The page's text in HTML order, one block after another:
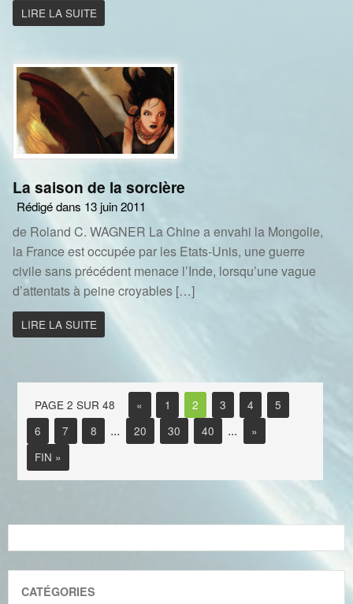
LIRE LA SUITE
La saison de la sorcière
Rédigé dans 13 juin 2011
de Roland C. WAGNER La Chine a envahi la Mongolie,
la France est occupée par les Etats-Unis, une guerre
civile sans précédent menace l’Inde, lorsqu’une vague
d’attentats à peine croyables […]
LIRE LA SUITE
PAGE 2 SUR 48 « 1 2 3 4
5
6
7 8 ... 20 30 40 ...
»
FIN »
CATÉGORIES